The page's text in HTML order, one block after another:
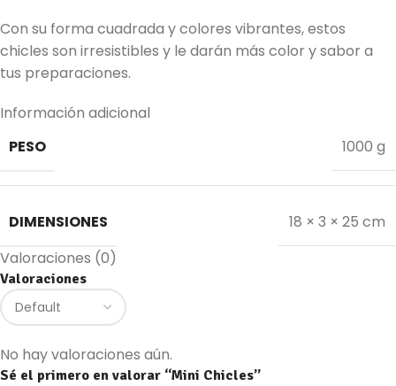
Con su forma cuadrada y colores vibrantes, estos
chicles son irresistibles y le darán más color y sabor a
tus preparaciones.
Información adicional
PESO
1000 g
DIMENSIONES
18 × 3 × 25 cm
Valoraciones (0)
Valoraciones
No hay valoraciones aún.
Sé el primero en valorar “Mini Chicles”